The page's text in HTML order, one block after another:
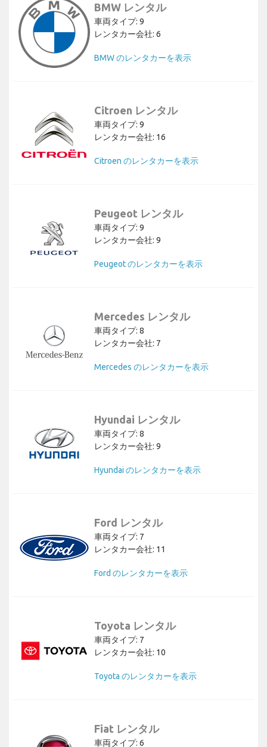
BMW レンタル
車両タイプ: 9
レンタカー会社: 6
BMW のレンタカーを表示
Citroen レンタル
車両タイプ: 9
レンタカー会社: 16
Citroen のレンタカーを表示
Peugeot レンタル
車両タイプ: 9
レンタカー会社: 9
Peugeot のレンタカーを表示
Mercedes レンタル
車両タイプ: 8
レンタカー会社: 7
Mercedes のレンタカーを表示
Hyundai レンタル
車両タイプ: 8
レンタカー会社: 9
Hyundai のレンタカーを表示
Ford レンタル
車両タイプ: 7
レンタカー会社: 11
Ford のレンタカーを表示
Toyota レンタル
車両タイプ: 7
レンタカー会社: 10
Toyota のレンタカーを表示
Fiat レンタル
車両タイプ: 6